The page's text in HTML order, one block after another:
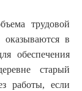
трудовой
оказываются в
обеспечения
старый
работы, если